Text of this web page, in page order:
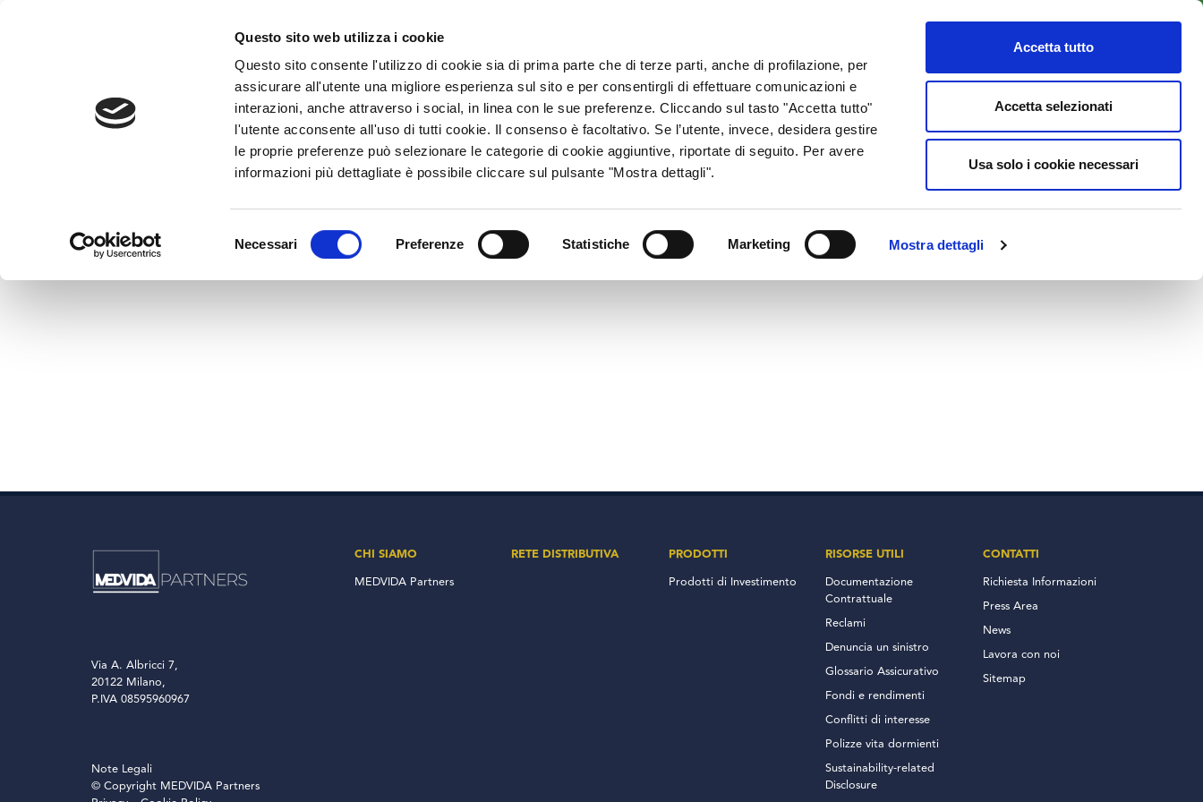
Questo sito web utilizza i cookie
Questo sito consente l'utilizzo di cookie sia di prima parte che di terze parti, anche di profilazione, per
assicurare all'utente una migliore esperienza sul sito e per consentirgli di effettuare comunicazioni e
interazioni, anche attraverso i social, in linea con le sue preferenze. Cliccando sul tasto "Accetta tutto"
l'utente acconsente all'uso di tutti cookie. Il consenso è facoltativo. Se l’utente, invece, desidera gestire
le proprie preferenze può selezionare le categorie di cookie aggiuntive, riportate di seguito. Per avere
informazioni più dettagliate è possibile cliccare sul pulsante "Mostra dettagli".
del
Necessari Preferenze Statistiche Marketing Mostra dettagli
Accetta tutto
Accetta selezionati
Usa solo i cookie necessari
CHI SIAMO RETE DISTRIBUTIVA PRODOTTI RISORSE UTILI NEWS & BLOG CONTATTI
Home>
LU0106261372
Via A. Albricci 7,
20122 Milano,
P.IVA 08595960967
Note Legali
© Copyright MEDVIDA Partners
CHI SIAMO
MEDVIDA Partners
RETE DISTRIBUTIVA PRODOTTI
Prodotti di Investimento
RISORSE UTILI
Documentazione
Contrattuale
Reclami
Denuncia un sinistro
Glossario Assicurativo
Fondi e rendimenti
Conflitti di interesse
Polizze vita dormienti
Sustainability-related
Disclosure
CONTATTI
Richiesta Informazioni
Press Area
News
Lavora con noi
Sitemap